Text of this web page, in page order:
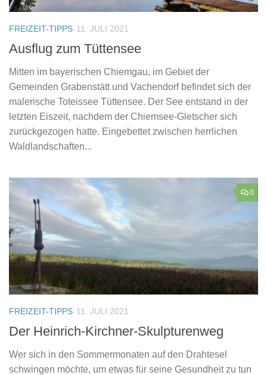
FREIZEIT-TIPPS 11. JULI 2021
Ausflug zum Tüttensee
Mitten im bayerischen Chiemgau, im Gebiet der
Gemeinden Grabenstätt und Vachendorf befindet sich der
malerische Toteissee Tüttensee. Der See entstand in der
letzten Eiszeit, nachdem der Chiemsee-Gletscher sich
zurückgezogen hatte. Eingebettet zwischen herrlichen
Waldlandschaften...
0
FREIZEIT-TIPPS 11. JULI 2021
Der Heinrich-Kirchner-Skulpturenweg
Wer sich in den Sommermonaten auf den Drahtesel
schwingen möchte, um etwas für seine Gesundheit zu tun